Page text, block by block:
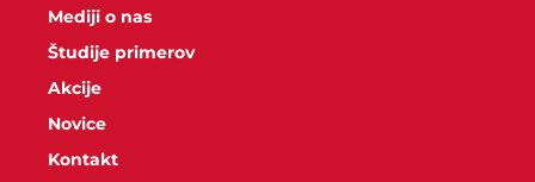
Mediji o nas
Študije primerov
Akcije
Novice
Kontakt